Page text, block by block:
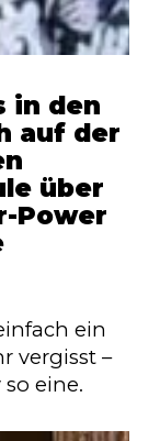
in den
auf der
über
Power
ein
vergisst –
eine.